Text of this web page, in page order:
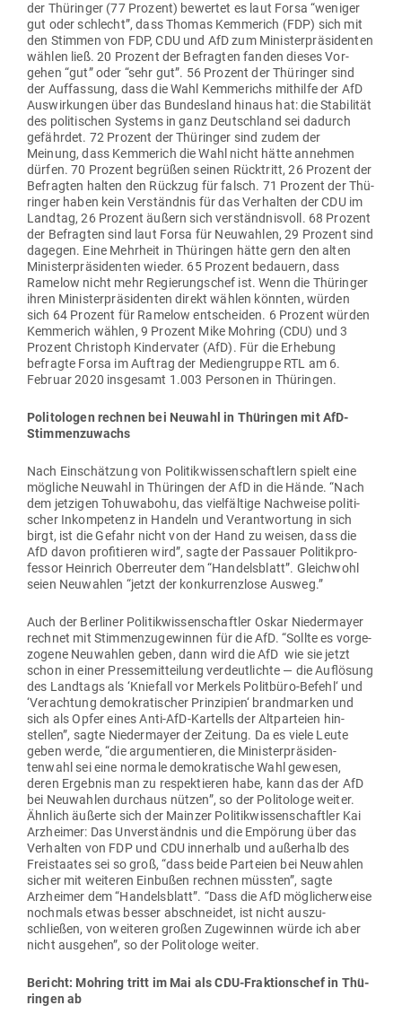
der Thü­ringer (77 Prozent) bewertet es laut Forsa “weniger
gut oder schlecht”, dass Thomas Kem­merich (FDP) sich mit
den Stimmen von FDP, CDU und AfD zum Minis­ter­prä­si­denten
wählen ließ. 20 Prozent der Befragten fanden dieses Vor­
gehen “gut” oder “sehr gut”. 56 Prozent der Thü­ringer sind
der Auf­fassung, dass die Wahl Kem­me­richs mit­hilfe der AfD
Aus­wir­kungen über das Bun­desland hinaus hat: die Sta­bi­lität
des poli­ti­schen Systems in ganz Deutschland sei dadurch
gefährdet. 72 Prozent der Thü­ringer sind zudem der
Meinung, dass Kem­merich die Wahl nicht hätte annehmen
dürfen. 70 Prozent begrüßen seinen Rück­tritt, 26 Prozent der
Befragten halten den Rückzug für falsch. 71 Prozent der Thü­
ringer haben kein Ver­ständnis für das Ver­halten der CDU im
Landtag, 26 Prozent äußern sich ver­ständ­nisvoll. 68 Prozent
der Befragten sind laut Forsa für Neu­wahlen, 29 Prozent sind
dagegen. Eine Mehrheit in Thü­ringen hätte gern den alten
Minis­ter­prä­si­denten wieder. 65 Prozent bedauern, dass
Ramelow nicht mehr Regie­rungschef ist. Wenn die Thü­ringer
ihren Minis­ter­prä­si­denten direkt wählen könnten, würden
sich 64 Prozent für Ramelow ent­scheiden. 6 Prozent würden
Kem­merich wählen, 9 Prozent Mike Mohring (CDU) und 3
Prozent Christoph Kin­der­vater (AfD). Für die Erhebung
befragte Forsa im Auftrag der Medi­en­gruppe RTL am 6.
Februar 2020 ins­gesamt 1.003 Per­sonen in Thüringen.
Poli­to­logen rechnen bei Neuwahl in Thü­ringen mit AfD-
Stimmenzuwachs
Nach Ein­schätzung von Poli­tik­wis­sen­schaftlern spielt eine
mög­liche Neuwahl in Thü­ringen der AfD in die Hände. “Nach
dem jet­zigen Tohu­wabohu, das viel­fältige Nach­weise poli­ti­
scher Inkom­petenz in Handeln und Ver­ant­wortung in sich
birgt, ist die Gefahr nicht von der Hand zu weisen, dass die
AfD davon pro­fi­tieren wird”, sagte der Pas­sauer Poli­tik­pro­
fessor Heinrich Ober­reuter dem “Han­dels­blatt”. Gleichwohl
seien Neu­wahlen “jetzt der kon­kur­renzlose Ausweg.”
Auch der Ber­liner Poli­tik­wis­sen­schaftler Oskar Nie­der­mayer
rechnet mit Stim­men­zu­ge­winnen für die AfD. “Sollte es vor­ge­
zogene Neu­wahlen geben, dann wird die AfD  wie sie jetzt
schon in einer Pres­se­mit­teilung ver­deut­lichte — die Auf­lösung
des Landtags als ‘Kniefall vor Merkels Politbüro-Befehl‘ und
‘Ver­achtung demo­kra­ti­scher Prin­zipien‘ brand­marken und
sich als Opfer eines Anti-AfD-Kar­tells der Alt­par­teien hin­
stellen”, sagte Nie­der­mayer der Zeitung. Da es viele Leute
geben werde, “die argu­men­tieren, die Minis­ter­prä­si­den­
tenwahl sei eine normale demo­kra­tische Wahl gewesen,
deren Ergebnis man zu respek­tieren habe, kann das der AfD
bei Neu­wahlen durchaus nützen”, so der Poli­tologe weiter.
Ähnlich äußerte sich der Mainzer Poli­tik­wis­sen­schaftler Kai
Arzheimer: Das Unver­ständnis und die Empörung über das
Ver­halten von FDP und CDU innerhalb und außerhalb des
Frei­staates sei so groß, “dass beide Par­teien bei Neu­wahlen
sicher mit wei­teren Ein­bußen rechnen müssten”, sagte
Arzheimer dem “Han­dels­blatt”. “Dass die AfD mög­li­cher­weise
nochmals etwas besser abschneidet, ist nicht aus­zu­
schließen, von wei­teren großen Zuge­winnen würde ich aber
nicht aus­gehen”, so der Poli­tologe weiter.
Bericht: Mohring tritt im Mai als CDU-Frak­ti­onschef in Thü­
ringen ab